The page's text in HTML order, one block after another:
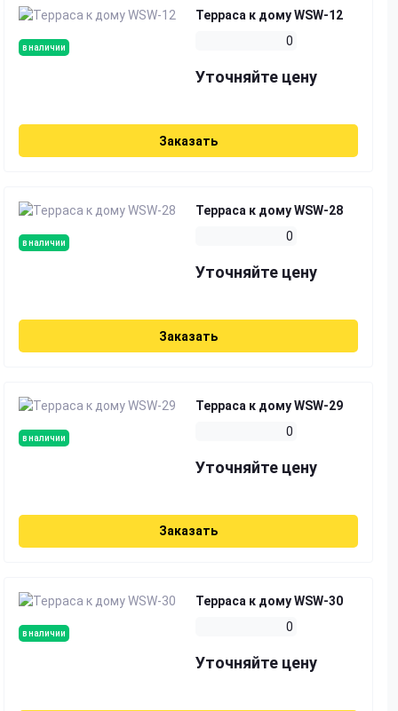
в наличии
Терраса к дому WSW-12
0
Уточняйте цену
Заказать
в наличии
Терраса к дому WSW-28
0
Уточняйте цену
Заказать
в наличии
Терраса к дому WSW-29
0
Уточняйте цену
Заказать
в наличии
Терраса к дому WSW-30
0
Уточняйте цену